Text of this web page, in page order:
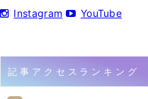
Instagram YouTube
記事アクセスランキング